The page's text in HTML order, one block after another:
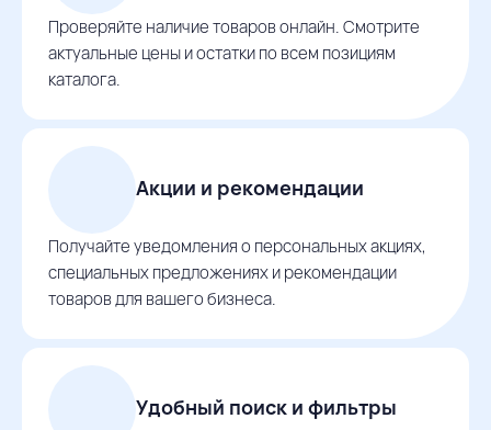
Проверяйте наличие товаров онлайн. Смотрите
актуальные цены и остатки по всем позициям
каталога.
Акции и рекомендации
Получайте уведомления о персональных акциях,
специальных предложениях и рекомендации
товаров для вашего бизнеса.
Удобный поиск и фильтры